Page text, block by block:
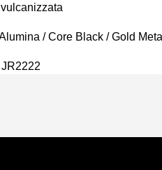
/ Core Black / Gold